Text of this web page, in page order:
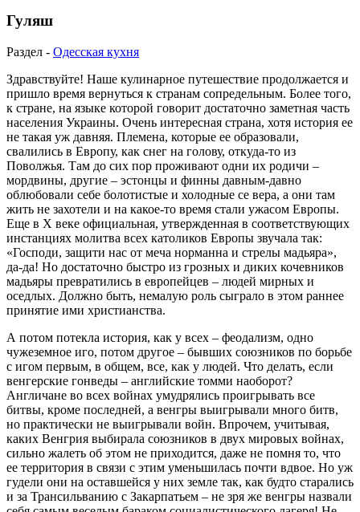
Гуляш
Раздел - Одесская кухня
Здравствуйте! Наше кулинарное путешествие продолжается и
пришло время вернуться к странам сопредельным. Более того,
к стране, на языке которой говорит достаточно заметная часть
населения Украины. Очень интересная страна, хотя история ее
не такая уж давняя. Племена, которые ее образовали,
свалились в Европу, как снег на голову, откуда-то из
Поволжья. Там до сих пор проживают одни их родичи –
мордвины, другие – эстонцы и финны давным-давно
облюбовали себе болотистые и холодные се вера, а они там
жить не захотели и на какое-то время стали ужасом Европы.
Еще в Х веке официальная, утвержденная в соответствующих
инстанциях молитва всех католиков Европы звучала так:
«Господи, защити нас от меча норманна и стрелы мадьяра»,
да-да! Но достаточно быстро из грозных и диких кочевников
мадьяры превратились в европейцев – людей мирных и
оседлых. Должно быть, немалую роль сыграло в этом раннее
принятие ими христианства.
А потом потекла история, как у всех – феодализм, одно
чужеземное иго, потом другое – бывших союзников по борьбе
с игом первым, в общем, все, как у людей. Что делать, если
венгерские гонведы – английские томми наоборот?
Англичане во всех войнах умудрялись проигрывать все
битвы, кроме последней, а венгры выигрывали много битв,
но практически не выигрывали войн. Впрочем, учитывая,
каких Венгрия выбирала союзников в двух мировых войнах,
сильно жалеть об этом не приходится, даже не помня то, что
ее территория в связи с этим уменьшилась почти вдвое. Но уж
гудели они на оставшейся у них земле так, как будто старались
и за Трансильванию с Закарпатьем – не зря же венгры назвали